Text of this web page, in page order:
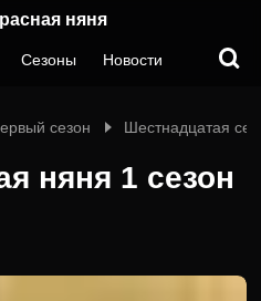
няня
Сезоны Новости
сезон Шестнадцатая
няня 1 сезон